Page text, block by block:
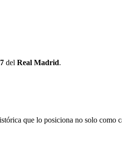
del Real Madrid.
que lo posiciona no solo como